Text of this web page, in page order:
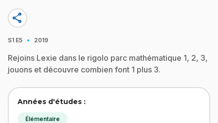
share
S1 E5 · 2019
Rejoins Lexie dans le rigolo parc mathématique 1, 2, 3,
jouons et découvre combien font 1 plus 3.
Années d'études :
Élémentaire